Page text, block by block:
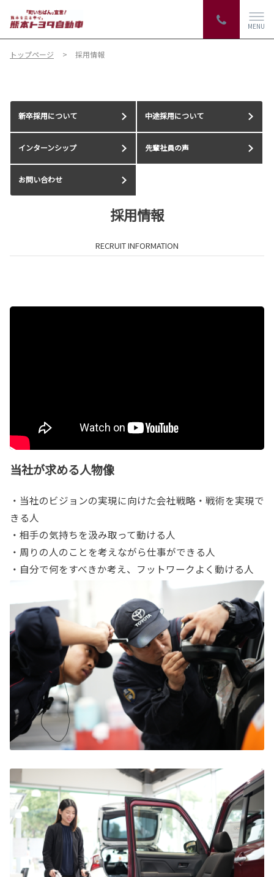
MENU
トップページ 採用情報
新卒採用について 中途採用について
インターンシップ 先輩社員の声
お問い合わせ
採用情報
RECRUIT INFORMATION
当社が求める人物像
・当社のビジョンの実現に向けた会社戦略・戦術を実現で
きる人
・相手の気持ちを汲み取って動ける人
・周りの人のことを考えながら仕事ができる人
・自分で何をすべきか考え、フットワークよく動ける人